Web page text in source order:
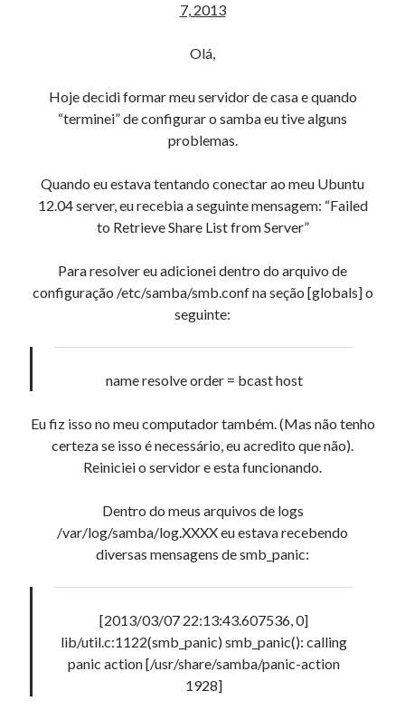
29 30
Ubuntu 12.04 – Configurando Samba (3.6.3)
Projetos – Git Hub
Compilando para Teensy 3.0 no Windows utilizando Makefile
Usando USB ASP como não root
'mb_comments' is marked as crashed and should be
ON mb_posts.ID = mb_comments.comment_post_ID
WHERE ( comment_approved = '1' ) AND
comment_post_ID = 1045 AND comment_parent = 0
06 07:20:57' ) AND (mb_posts.post_content='' OR
mb_posts.post_content LIKE '%![:pt!]%' ESCAPE
'!' OR mb_posts.post_content LIKE '%<!--:pt--
LIKE '%<!--:-->%'))
Erro no banco de dados do WordPress:
[Table
'mb_comments' is marked as crashed and should be
repaired]
7, 2013
Olá,
Hoje decidi formar meu servidor de casa e quando
“terminei” de configurar o samba eu tive alguns
problemas.
Quando eu estava tentando conectar ao meu Ubuntu
12.04 server, eu recebia a seguinte mensagem: “Failed
to Retrieve Share List from Server”
Para resolver eu adicionei dentro do arquivo de
configuração /etc/samba/smb.conf na seção [globals] o
seguinte:
name resolve order = bcast host
Eu fiz isso no meu computador também. (Mas não tenho
certeza se isso é necessário, eu acredito que não).
Reiniciei o servidor e esta funcionando.
Dentro do meus arquivos de logs
/var/log/samba/log.XXXX eu estava recebendo
diversas mensagens de smb_panic:
[2013/03/07 22:13:43.607536, 0]
lib/util.c:1122(smb_panic) smb_panic(): calling
panic action [/usr/share/samba/panic-action
1928]